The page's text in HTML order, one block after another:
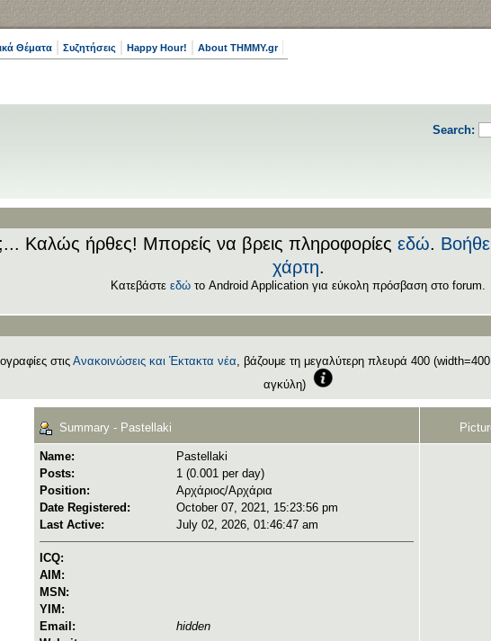
Θέματα Συζητήσεις Happy Hour! About THMMY.gr
Search:
Καλώς ήρθες! Μπορείς να βρεις πληροφορίες εδώ.
χάρτη.
Κατεβάστε εδώ το Android Application για εύκολη πρόσβαση στο forum.
στις Ανακοινώσεις και Έκτακτα νέα, βάζουμε τη μεγαλύτερη πλευρά 400
αγκύλη)
Summary - Pastellaki
Name:
Pastellaki
Posts:
1 (0.001 per day)
Position:
Αρχάριος/Αρχάρια
Date Registered:
October 07, 2021, 15:23:56 pm
Last Active:
July 02, 2026, 01:46:47 am
ICQ:
AIM:
MSN:
YIM:
Email:
hidden